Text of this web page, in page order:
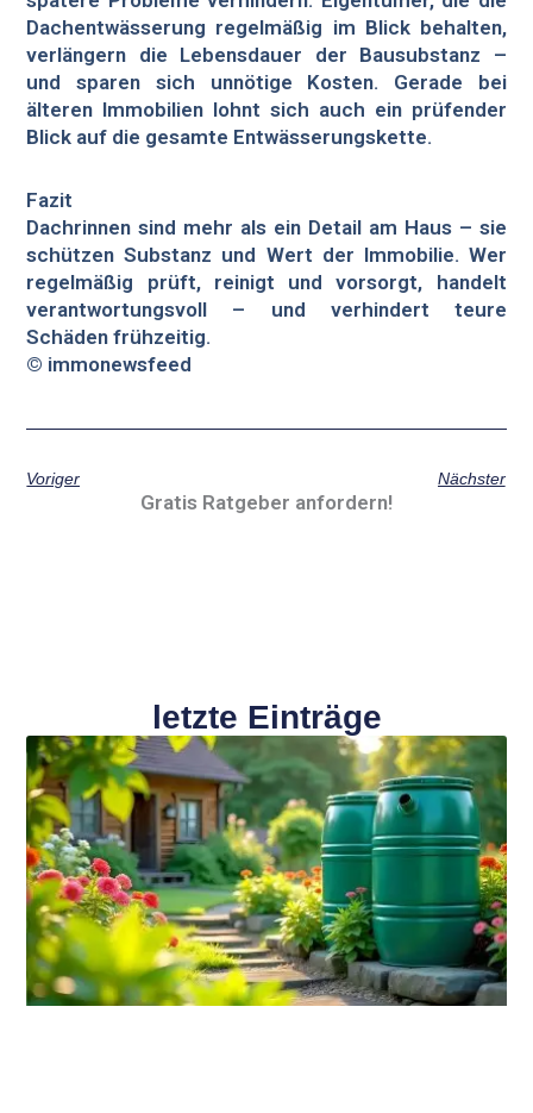
Dachentwässerung regelmäßig im Blick behalten,
verlängern die Lebensdauer der Bausubstanz –
und sparen sich unnötige Kosten. Gerade bei
älteren Immobilien lohnt sich auch ein prüfender
Blick auf die gesamte Entwässerungskette.
Fazit
Dachrinnen sind mehr als ein Detail am Haus – sie
schützen Substanz und Wert der Immobilie. Wer
regelmäßig prüft, reinigt und vorsorgt, handelt
verantwortungsvoll – und verhindert teure
Schäden frühzeitig.
© immonewsfeed
Voriger Nächster
Gratis Ratgeber anfordern!
letzte Einträge